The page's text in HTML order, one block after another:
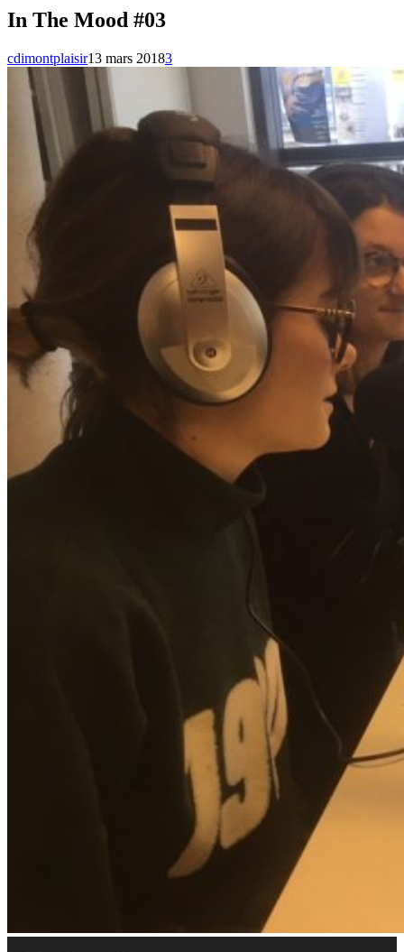
In The Mood #03
cdimontplaisir13 mars 20183